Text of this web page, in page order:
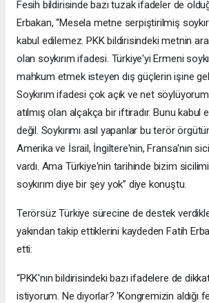
Fesih bildirisinde bazı tuzak ifadeler de
Erbakan, “Mesela metne serpiştirilmiş
kabul edilemez. PKK bildirisindeki metnin
olan soykırım ifadesi. Türkiye'yi Ermeni
mahkum etmek isteyen dış güçlerin işine
Soykırım ifadesi çok açık ve net
atılmış olan alçakça bir iftiradır. Bunu
değil. Soykırımı asıl yapanlar bu terör
Amerika ve İsrail, İngiltere'nin, Fransa'nın
vardı. Ama Türkiye'nin tarihinde bizim
soykırım diye bir şey yok” diye konuştu.
Terörsüz Türkiye sürecine de destek
yakından takip ettiklerini kaydeden Fatih
etti:
“PKK'nın bildirisindeki bazı ifadelere de
istiyorum. Ne diyorlar? ‘Kongremizin aldığı